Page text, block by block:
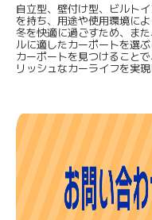
自立型、壁付け型、ビルト
を持ち、用途や使用環境に
冬を快適に過ごすため、ま
ルに適したカーポートを選
カーポートを見つけること
リッシュなカーライフを実現